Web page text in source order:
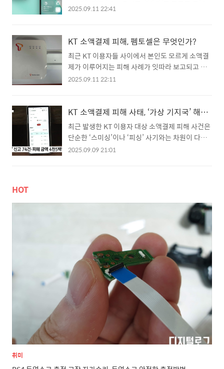
걸까요?프로모션(ProMotion) 기능이란?프로모
션은 애플이 부르는 가변 주사율(Adaptive
러운 화면 스크롤과 애니메이션 제공최소 1Hz까지
낮춰 배터리 소모를 줄임즉, 고주사율로 게임과 영
상에서는 최상의 경험을, 저주사율로 정적인 화면..
트를 넘어, 아이폰 사용 방식을 근본적으로 바꾸는
떤 변화가 있는지 꼼꼼히 정리해 보았습니다.1. 💎
12년 만의 대규모 디자인 개편 – Liquid Glass UI
투명·유리 질감 인터페이스: iOS 7 이후 처음으로
전면적인 그래픽 인터페이스 변경.동적 모션 효과:
잠금화면 전환 시 ‘유리가 떨어지는 듯한’ 애니메이
색상을 시스템이 자동 조정.2. 📷 완전히 새로워진
카메라 앱한 손 모드 전환: 사진·동영상 모드를 하
단 버튼으로 즉시 변경.UI ..
2025.09.11 22:41
KT 소액결제 피해, 펨토셀은 무엇인가?
최근 KT 이용자들 사이에서 본인도 모르게 소액결
제가 이루어지는 피해 사례가 잇따라 보고되고 있
습니다. 휴대폰 결제 한도를 노린 악용 사례로, 피해
를 했는지조차 알 수 없는 상황에 놓여 있다는 점입
니다.이러한 문제는 단순히 개인 보안 의식의 문제
라기보다, 통신 인프라 관리 부실과도 연결되어 있
습니다. 그 중심에 “펨토셀(Femto Cell)”이 있습
니다.펨토셀(Femto Cell)이란 무엇인가?펨토셀
2025.09.11 22:11
KT 소액결제 피해 사태, ‘가상 기지국’ 해킹이 부른 통신 보안의 민낯
최근 발생한 KT 이용자 대상 소액결제 피해 사건은
단순한 ‘스미싱’이나 ‘피싱’ 사기와는 차원이 다른
보안 문제를 드러내며 사회적 파장을 일으키고 있
이란, 정상적인 통신사 기지국인 것처럼 가장해 단
말기를 연결시키는 장치다. 이용자의 스마트폰은
강한 신호를 가진 기지국에 자동 연결되도록 설정
되어 있어, 이 장치를 활용하면 이용자의 스마트폰
을 가짜 기지국에 무방비로 연결시킬 수 있다.이 과
정에서 해커는 다음과 같은 정보를 탈취하거나 조
작할 수 있다:단말기 고유정보(IMEI 등)USIM 인증
정보통신사 인증 SM..
2025.09.09 21:01
HOT
취미